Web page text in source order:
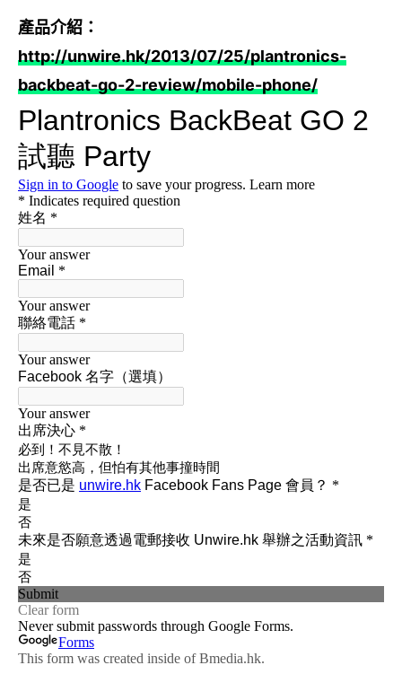
產品介紹：
http://unwire.hk/2013/07/25/plantronics-
backbeat-go-2-review/mobile-phone/